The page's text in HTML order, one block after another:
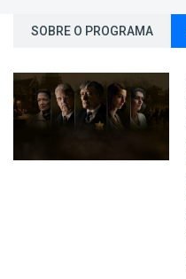
SOBRE O PROGRAMA